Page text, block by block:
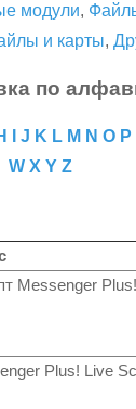
модули,
и карты,
по
J K L M N O P
W X Y Z
Messenger
Plus! Live